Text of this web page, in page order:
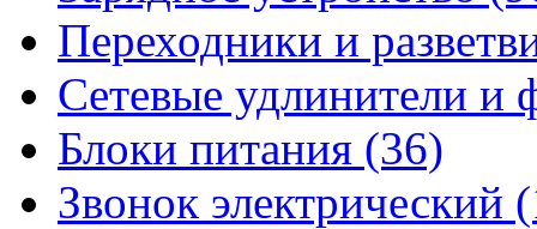
Переходники и
Сетевые удлинители и
Блоки питания (36)
Звонок электрический